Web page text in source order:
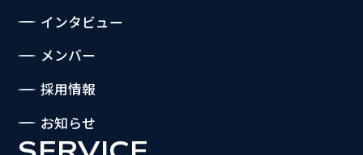
インタビュー
メンバー
採用情報
お知らせ